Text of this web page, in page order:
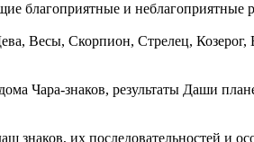
благоприятные и неблагоприятные
Весы, Скорпион, Стрелец, Козерог,
Чара-знаков, результаты Даши
их последовательностей и